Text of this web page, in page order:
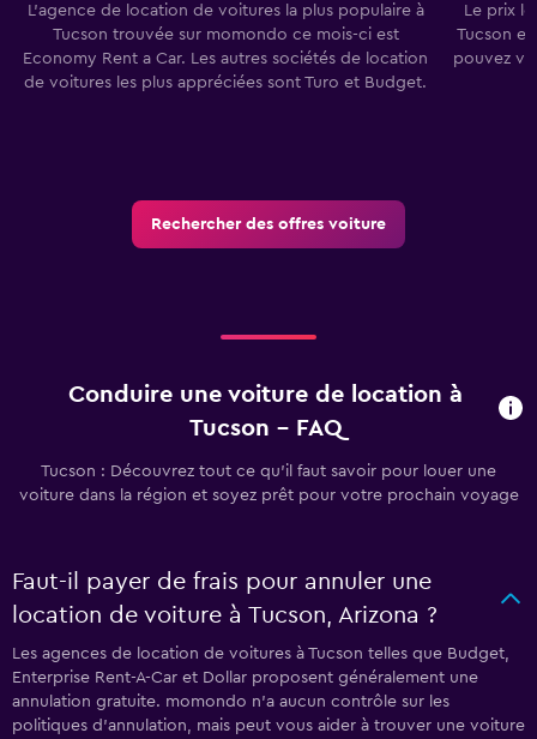
L'agence de location de voitures la plus populaire à
Tucson trouvée sur momondo ce mois-ci est
Economy Rent a Car. Les autres sociétés de location
de voitures les plus appréciées sont Turo et Budget.
Le prix
Tucson
pouvez
Rechercher des offres voiture
Conduire une voiture de location à
Tucson - FAQ
Tucson : Découvrez tout ce qu’il faut savoir pour louer une
voiture dans la région et soyez prêt pour votre prochain voyage
Faut-il payer de frais pour annuler une
location de voiture à Tucson, Arizona ?
Les agences de location de voitures à Tucson telles que Budget,
Enterprise Rent-A-Car et Dollar proposent généralement une
annulation gratuite. momondo n’a aucun contrôle sur les
politiques d’annulation, mais peut vous aider à trouver une voiture